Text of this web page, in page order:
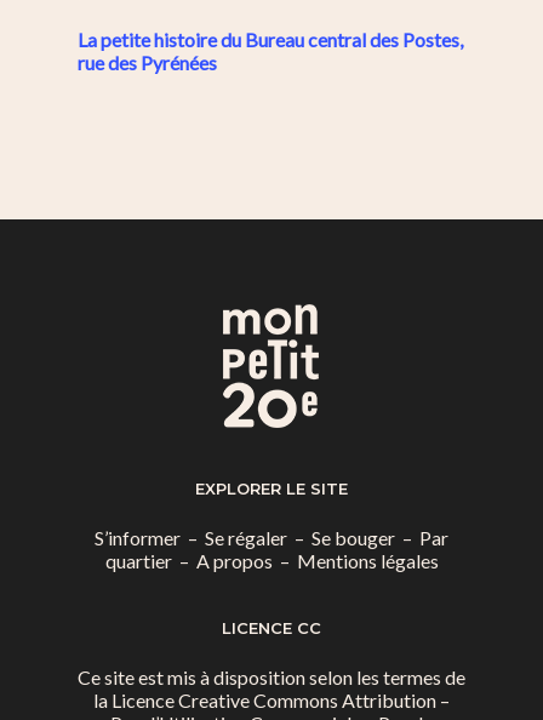
La petite histoire du Bureau central des Postes,
rue des Pyrénées
EXPLORER LE SITE
S’informer – Se régaler – Se bouger – Par
quartier– A propos – Mentions légales
LICENCE CC
Ce site est mis à disposition selon les termes de
la Licence Creative Commons Attribution –